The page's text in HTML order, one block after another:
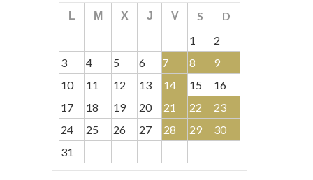
L M X J V S
D
1
2
3
4 5 6 7 8
9
10
11 12 13 14 15
16
17
18 19 20 21 22
23
24
25 26 27 28 29
30
31